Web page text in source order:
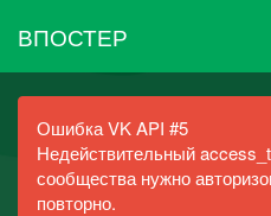
ВПОСТЕР
Ошибка VK API #5
Недействительный
сообщества нужно
повторно.